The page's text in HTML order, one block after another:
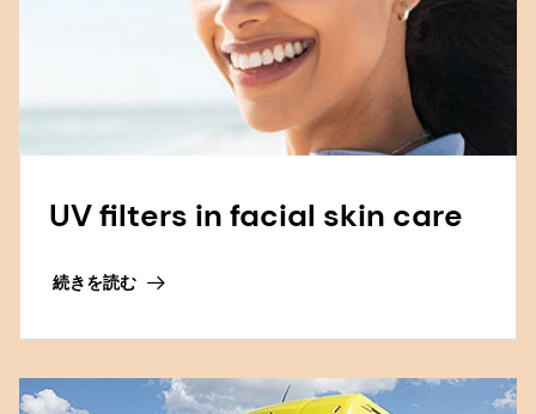
UV filters in facial skin care
続きを読む